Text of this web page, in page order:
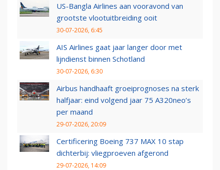
US-Bangla Airlines aan vooravond van
grootste vlootuitbreiding ooit
30-07-2026, 6:45
AIS Airlines gaat jaar langer door met
lijndienst binnen Schotland
30-07-2026, 6:30
Airbus handhaaft groeiprognoses na sterk
halfjaar: eind volgend jaar 75 A320neo’s
per maand
29-07-2026, 20:09
Certificering Boeing 737 MAX 10 stap
dichterbij: vliegproeven afgerond
29-07-2026, 14:09